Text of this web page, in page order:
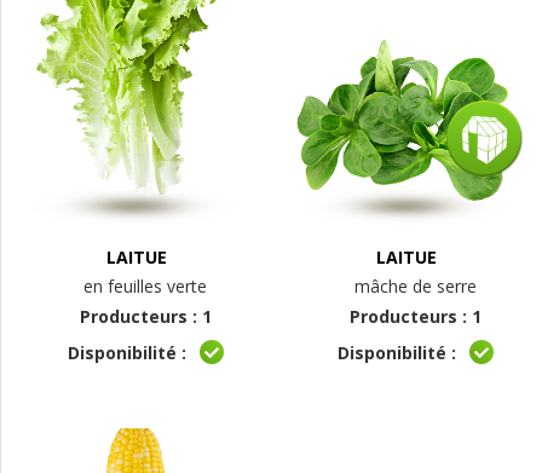
LAITUE
en feuilles verte
Producteurs : 1
Disponibilité :
LAITUE
mâche de serre
Producteurs : 1
Disponibilité :